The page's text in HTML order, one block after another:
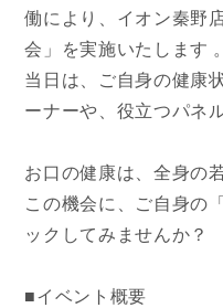
働により、イオン秦野
会」を実施いたします 。
当日は、ご自身の健康
ーナーや、役立つパネ
お口の健康は、全身の
この機会に、ご自身の
ックしてみませんか？
■イベント概要